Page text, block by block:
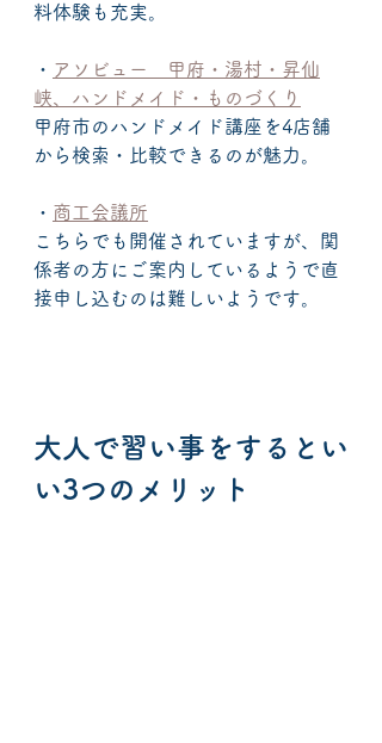
料体験も充実。
・ アソビュー　甲府・湯村・昇仙
峡、ハンドメイド・ものづくり
甲府市のハンドメイド講座を4店舗
から検索・比較できるのが魅力。
・ 商工会議所
こちらでも開催されていますが、関
係者の方にご案内しているようで直
接申し込むのは難しいようです。
大人で習い事をするとい
い3つのメリット